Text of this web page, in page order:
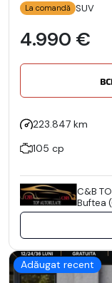
La comandă SUV
4.990 €
223.847 km
105 cp
C&B
Buftea
Adăugat recent